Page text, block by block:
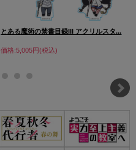
とある魔術の禁書目録III アクリルスタ...
価格:5,005円(税込)